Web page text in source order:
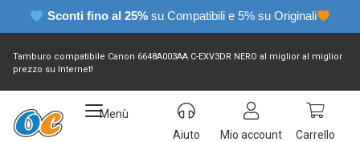
Sconti fino al 25% su Compatibili e 5% su Originali
Tamburo compatibile Canon 6648A003AA C-EXV3DR NERO al miglior al miglior
prezzo su Internet!
Menù
Aiuto
Mio account Carrello